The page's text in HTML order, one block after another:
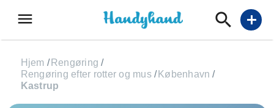
menu add
Hjem / Rengøring /
Rengøring efter rotter og mus / København /
Kastrup